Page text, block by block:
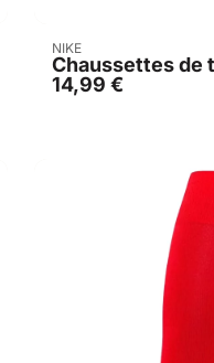
NIKE
Chaussettes de
14,99€